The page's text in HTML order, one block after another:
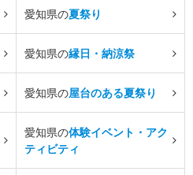
愛知県の夏祭り
愛知県の縁日・納涼祭
愛知県の屋台のある夏祭り
愛知県の体験イベント・アク
ティビティ